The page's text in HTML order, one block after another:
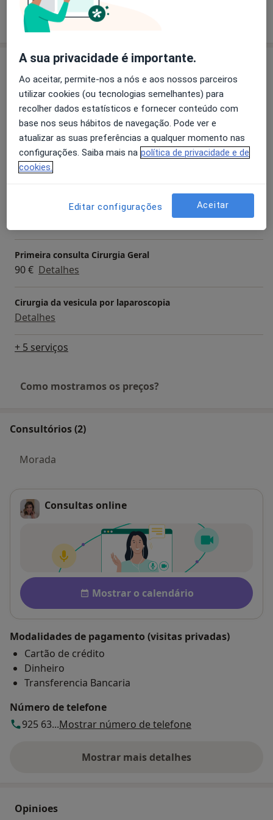
Mostrar mais detalhes
Serviços e preços
Hemorroidectomia
Desde 90 € Detalhes Marcar uma consulta
Tratamento Cirúrgico da
Trombose Hemorroidaria
Externa
Desde 90 €
Marcar uma consulta
Consulta online
Primeira consulta Cirurgia Geral
90 € Detalhes
Cirurgia da vesicula por laparoscopia
Detalhes
+ 5 serviços
Como mostramos os preços?
Consultórios (2)
Morada
Consultas online
Disponibilidade
Mostrar o calendário
Modalidades de pagamento (visitas privadas)
Cartão de crédito
Dinheiro
Transferencia Bancaria
Número de telefone
925 63...Mostrar número de telefone
Mostrar mais detalhes
sobre o endereço
Opinioes
A sua privacidade é importante.
Ao aceitar, permite-nos a nós e aos nossos parceiros
utilizar cookies (ou tecnologias semelhantes) para
recolher dados estatísticos e fornecer conteúdo com
base nos seus hábitos de navegação. Pode ver e
atualizar as suas preferências a qualquer momento nas
configurações. Saiba mais na política de privacidade e de
cookies.
Editar configurações Aceitar